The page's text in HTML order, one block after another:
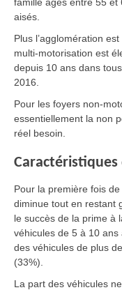
aisés.
Plus l’agglomération
multi-motorisation est
depuis 10 ans dans
2016.
Pour les foyers non-
essentiellement la non
réel besoin.
Caractéristiques
Pour la première fois
diminue tout en restant
le succès de la prime à
véhicules de 5 à 10
des véhicules de plus
(33%).
La part des véhicules